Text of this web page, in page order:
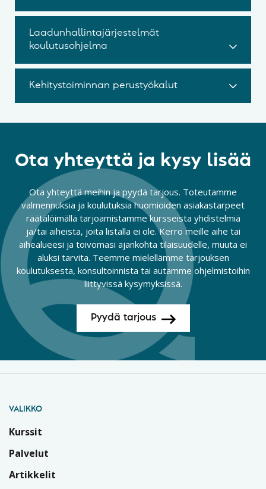
Laadunhallintajärjestelmät
koulutusohjelma
Kehitystoiminnan perustyökalut
Ota yhteyttä ja kysy lisää
Ota yhteyttä meihin ja pyydä tarjous. Toteutamme
valmennuksia ja koulutuksia huomioiden asiakastarpeet
räätälöimällä tarjoamistamme kursseista yhdistelmiä
ja/tai aiheista, joita listalla ei ole. Kerro meille aihe tai
aihealueesi ja toivomasi ajankohta tilaisuudelle, muuta ei
aluksi tarvita. Teemme mielellämme tarjouksen
koulutuksesta, konsultoinnista tai autamme ohjelmistoihin
liittyvissä kysymyksissä.
Pyydä tarjous
VALIKKO
Kurssit
Palvelut
Artikkelit